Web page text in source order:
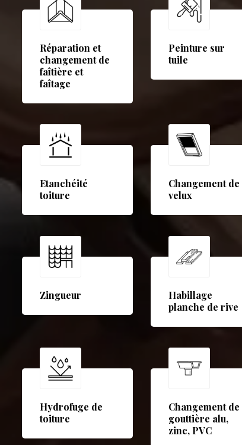
Réparation et
changement de
faîtière et
faîtage
Peinture sur
tuile
Etanchéité
toiture
Changement de
velux
Zingueur
Habillage
planche de rive
Hydrofuge de
toiture
Changement de
gouttière alu,
zinc, PVC